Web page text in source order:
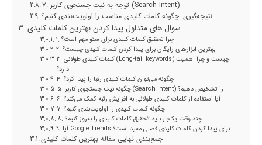
۷. توجه به نیت جستجوی کاربر (Search Intent)
نتیجه‌گیری: چگونه کلمات کلیدی مناسب را اولویت‌بندی کنیم؟
سوال های متداول پیدا کردن بهترین کلمات کلیدی
1. چرا تحقیق کلمات کلیدی برای سئو مهم است؟
۲. بهترین ابزارهای رایگان برای پیدا کردن کلمات کلیدی چیست؟
۳. کلمات کلیدی طولانی (Long-tail keywords) چیست و چرا اهمیت
دارد؟
۴. چگونه می‌توان کلمات کلیدی رقبا را پیدا کرد؟
۵. چگونه نیت جستجوی کاربر (Search Intent) را تشخیص دهیم؟
۶. آیا استفاده از کلمات کلیدی طولانی به افزایش رتبه کمک می‌کند؟
۷. چگونه کلمات کلیدی را اولویت‌بندی کنیم؟
۸. چند وقت یک‌بار باید تحقیق کلمات کلیدی را به‌روز کنیم؟
۹. آیا Google Trends برای پیدا کردن کلمات کلیدی فصلی مفید است؟
جمع‌بندی نهایی مقاله بهترین کلمات کلیدی